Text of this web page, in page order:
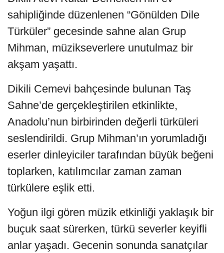
sahipliğinde düzenlenen “Gönülden Dile
Türküler” gecesinde sahne alan Grup
Mihman, müzikseverlere unutulmaz bir
akşam yaşattı.
Dikili Cemevi bahçesinde bulunan Taş
Sahne’de gerçekleştirilen etkinlikte,
Anadolu’nun birbirinden değerli türküleri
seslendirildi. Grup Mihman’ın yorumladığı
eserler dinleyiciler tarafından büyük beğeni
toplarken, katılımcılar zaman zaman
türkülere eşlik etti.
Yoğun ilgi gören müzik etkinliği yaklaşık bir
buçuk saat sürerken, türkü severler keyifli
anlar yaşadı. Gecenin sonunda sanatçılar